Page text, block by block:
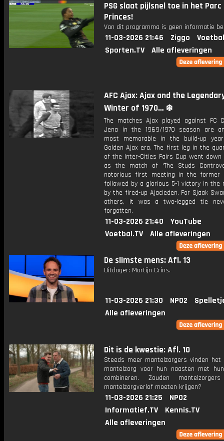
PSG slaat pijlsnel toe in het Parc
Princes!
Van dit programma is geen informatie
11-03-2026 21:46 Ziggo
Sporten.TV
Alle afleveringen
AFC Ajax: Ajax and the
Winter of 1970… ❄️
The matches Ajax played against FC
Jena in the 1969/1970 season are
most memorable in the build-up
Golden Ajax era. The first leg in the
of the Inter-Cities Fairs Cup went
as the match of ‘The Studs
notorious first meeting in the former
followed by a glorious 5-1 victory in the
by the fired-up Ajacieden. For Sjaak
others, it was a two-legged tie
forgotten.
11-03-2026 21:40
YouTube
Voetbal.TV
Alle afleveringen
De slimste mens: Afl. 13
Uitdager: Martijn Crins.
11-03-2026 21:30 NPO2
Alle afleveringen
Dit is de kwestie: Afl. 10
Steeds meer mantelzorgers vinden
mantelzorg voor hun naasten met
combineren. Zouden
mantelzorgverlof moeten krijgen?
11-03-2026 21:25
NPO2
Informatief.TV
Kennis.TV
Alle afleveringen